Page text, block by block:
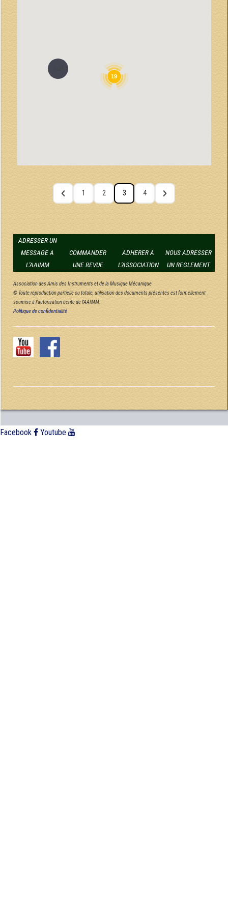
19
1 2 3 4
ADRESSER UN
MESSAGE A
L'AAIMM
COMMANDER
UNE REVUE
ADHERER A
L'ASSOCIATION
NOUS ADRESSER
UN REGLEMENT
Association des Amis des Instruments et de la Musique Mécanique
© Toute reproduction partielle ou totale, utilisation des documents présentés est formellement
soumise à l'autorisation écrite de l'AAIMM.
Politique de confidentialité
Facebook Youtube